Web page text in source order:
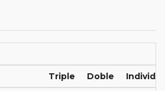
Triple Doble